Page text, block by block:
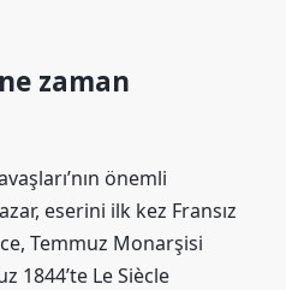
zaman
önemli
eserini ilk kez Fransız
Temmuz Monarşisi
1844’te Le Siècle